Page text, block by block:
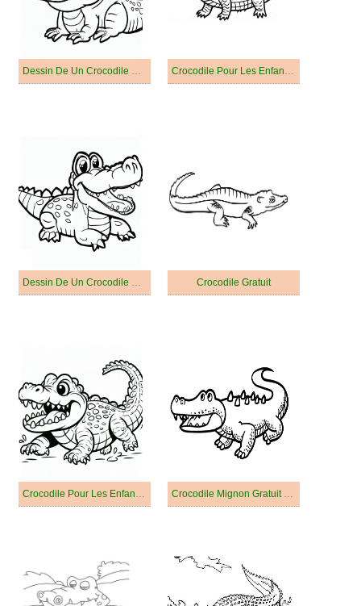
Dessin De Un Crocodile Drôle Crocodile Pour Les Enfants De 4 An
Dessin De Un Crocodile Bébé Crocodile Gratuit
Crocodile Pour Les Enfants De 6 An Crocodile Mignon Gratuit Pour les Enfants